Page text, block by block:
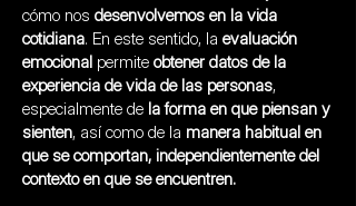
cómo nos desenvolvemos en la vida
cotidiana. En este sentido, la evaluación
emocional permite obtener datos de la
experiencia de vida de las personas,
especialmente de la forma en que piensan y
sienten, así como de la manera habitual en
que se comportan, independientemente del
contexto en que se encuentren.